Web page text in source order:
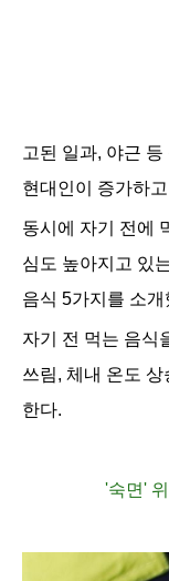
고된 일과, 야근 등
현대인이 증가하
동시에 자기 전에
심도 높아지고 있
음식 5가지를 소개
자기 전 먹는 음식
쓰림, 체내 온도
한다.
'숙면'